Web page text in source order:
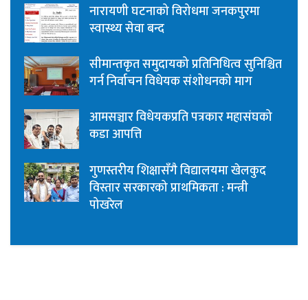
नारायणी घटनाको विरोधमा जनकपुरमा
स्वास्थ्य सेवा बन्द
सीमान्तकृत समुदायको प्रतिनिधित्व सुनिश्चित
गर्न निर्वाचन विधेयक संशोधनको माग
आमसञ्चार विधेयकप्रति पत्रकार महासंघको
कडा आपत्ति
गुणस्तरीय शिक्षासँगै विद्यालयमा खेलकुद
विस्तार सरकारको प्राथमिकता : मन्त्री
पोखरेल